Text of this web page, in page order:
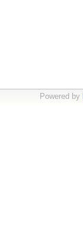
Powered by